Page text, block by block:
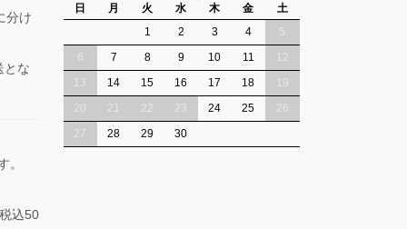
分け
とな
。
込50
日
月 火 水 木 金
土
1
2 3 4
5
6
7 8 9 10 11
12
13
14 15 16 17 18
19
20
21 22 23 24 25
26
27
28 29 30